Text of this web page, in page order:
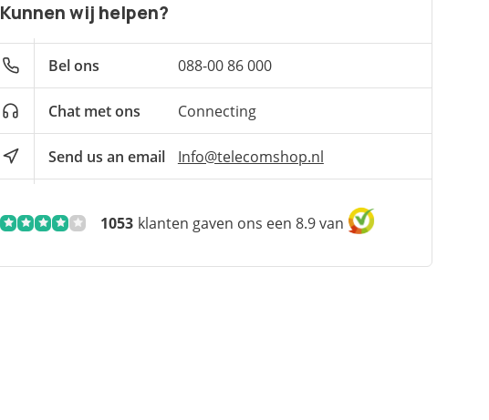
Kunnen wij helpen?
Bel ons 088-00 86 000
Chat met ons Connecting
Send us an email Info@telecomshop.nl
1053 klanten gaven ons een 8.9 van